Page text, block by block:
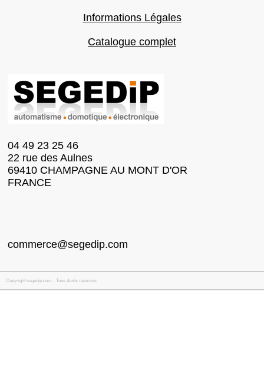
Informations Légales
Catalogue complet
04 49 23 25 46
22 rue des Aulnes
69410 CHAMPAGNE AU MONT D'OR
FRANCE
commerce@segedip.com
Copyright segedip.com - Tous droits réservés